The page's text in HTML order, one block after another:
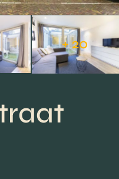
+ 20